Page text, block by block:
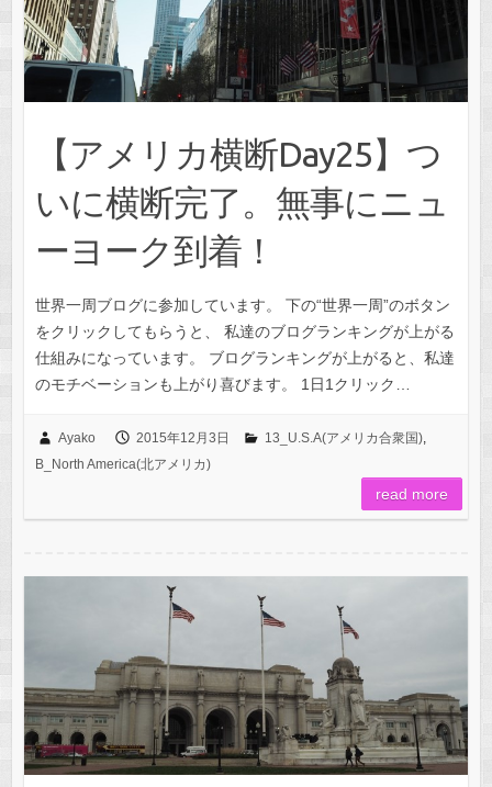
【アメリカ横断Day25】つ
いに横断完了。無事にニュ
ーヨーク到着！
世界一周ブログに参加しています。 下の“世界一周”のボタン
をクリックしてもらうと、 私達のブログランキングが上がる
仕組みになっています。 ブログランキングが上がると、私達
のモチベーションも上がり喜びます。 1日1クリック…
Ayako 2015年12月3日 13_U.S.A(アメリカ合衆国),
B_North America(北アメリカ)
read more